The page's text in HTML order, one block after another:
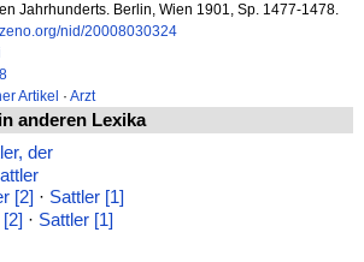
Jahrhunderts. Berlin, Wien 1901, Sp. 1477-1478.
nid/20008030324
Artikel · Arzt
anderen Lexika
der
[2] · Sattler [1]
· Sattler [1]